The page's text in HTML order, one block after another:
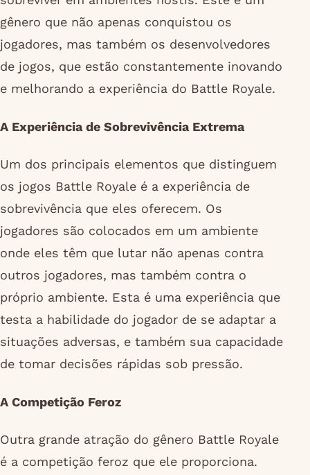
gênero que não apenas conquistou os
jogadores, mas também os desenvolvedores
de jogos, que estão constantemente inovando
e melhorando a experiência do Battle Royale.
A Experiência de Sobrevivência Extrema
Um dos principais elementos que distinguem
os jogos Battle Royale é a experiência de
sobrevivência que eles oferecem. Os
jogadores são colocados em um ambiente
onde eles têm que lutar não apenas contra
outros jogadores, mas também contra o
próprio ambiente. Esta é uma experiência que
testa a habilidade do jogador de se adaptar a
situações adversas, e também sua capacidade
de tomar decisões rápidas sob pressão.
A Competição Feroz
Outra grande atração do gênero Battle Royale
é a competição feroz que ele proporciona.